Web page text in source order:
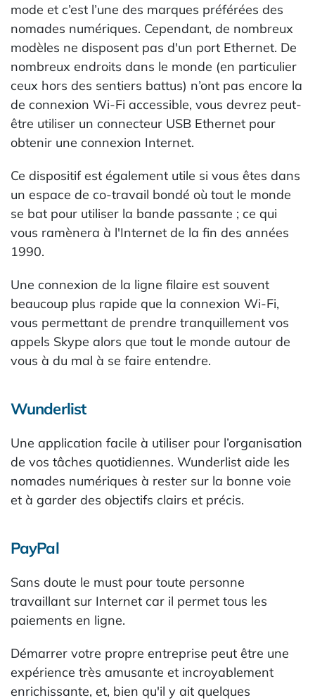
mode et c’est l’une des marques préférées des
nomades numériques. Cependant, de nombreux
modèles ne disposent pas d'un port Ethernet. De
nombreux endroits dans le monde (en particulier
ceux hors des sentiers battus) n’ont pas encore la
de connexion Wi-Fi accessible, vous devrez peut-
être utiliser un connecteur USB Ethernet pour
obtenir une connexion Internet.
Ce dispositif est également utile si vous êtes dans
un espace de co-travail bondé où tout le monde
se bat pour utiliser la bande passante ; ce qui
vous ramènera à l'Internet de la fin des années
1990.
Une connexion de la ligne filaire est souvent
beaucoup plus rapide que la connexion Wi-Fi,
vous permettant de prendre tranquillement vos
appels Skype alors que tout le monde autour de
vous à du mal à se faire entendre.
Wunderlist
Une application facile à utiliser pour l’organisation
de vos tâches quotidiennes. Wunderlist aide les
nomades numériques à rester sur la bonne voie
et à garder des objectifs clairs et précis.
PayPal
Sans doute le must pour toute personne
travaillant sur Internet car il permet tous les
paiements en ligne.
Démarrer votre propre entreprise peut être une
expérience très amusante et incroyablement
enrichissante, et, bien qu'il y ait quelques